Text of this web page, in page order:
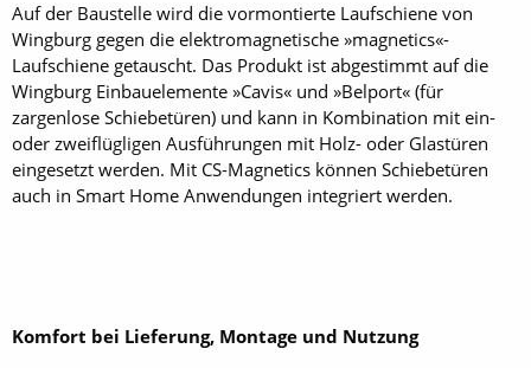
Auf der Baustelle wird die vormontierte Laufschiene von
Wingburg gegen die elektromagnetische »magnetics«-
Laufschiene getauscht. Das Produkt ist abgestimmt auf die
Wingburg Einbauelemente »Cavis« und »Belport« (für
zargenlose Schiebetüren) und kann in Kombination mit ein-
oder zweiflügligen Ausführungen mit Holz- oder Glastüren
eingesetzt werden. Mit CS-Magnetics können Schiebetüren
auch in Smart Home Anwendungen integriert werden.
Komfort bei Lieferung, Montage und Nutzung